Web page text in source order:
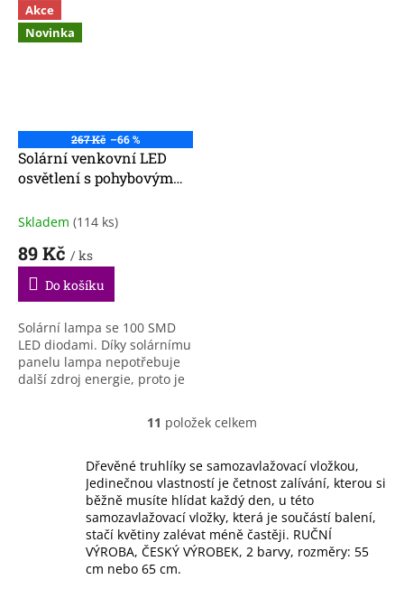
Akce
Novinka
267 Kč –66 %
Solární venkovní LED
osvětlení s pohybovým
Skladem (114 ks)
89 Kč / ks
Do košíku
Solární lampa se 100 SMD
LED diodami. Díky solárnímu
panelu lampa nepotřebuje
další zdroj energie, proto je
O
l
á
d
a
c
í
11 položek celkem
Dřevěné truhlíky se samozavlažovací vložkou,
Jedinečnou vlastností je četnost zalívání, kterou si
běžně musíte hlídat každý den, u této
samozavlažovací vložky, která je součástí balení,
stačí květiny zalévat méně častěji. RUČNÍ
VÝROBA, ČESKÝ VÝROBEK, 2 barvy, rozměry: 55
cm nebo 65 cm.